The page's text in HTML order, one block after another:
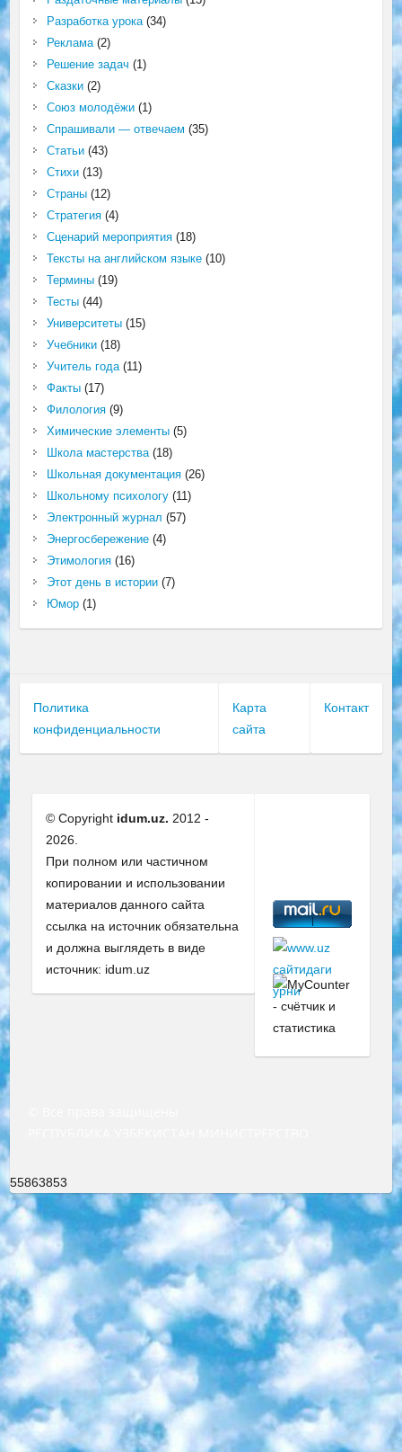
Разработка урока(34)
Реклама(2)
Решение задач (1)
Сказки(2)
Союз молодёжи(1)
Спрашивали — отвечаем (35)
Статьи(43)
Стихи(13)
Страны(12)
Стратегия(4)
Сценарий мероприятия(18)
Тексты на английском языке(10)
Термины(19)
Тесты(44)
Университеты(15)
Учебники(18)
Учитель года(11)
Факты(17)
Филология(9)
Химические элементы(5)
Школа мастерства(18)
Школьная документация(26)
Школьному психологу(11)
Электронный журнал (57)
Энергосбережение(4)
Этимология(16)
Этот день в истории(7)
Юмор(1)
Политика
конфиденциальности
Карта
сайта
Контакт
© Copyright idum.uz. 2012 -
2026.
При полном или частичном
копировании и использовании
материалов данного сайта
ссылка на источник обязательна
и должна выглядеть в виде
источник: idum.uz
55863853